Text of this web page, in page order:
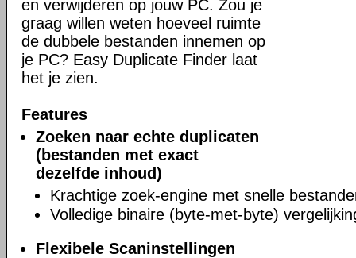
en verwijderen op jouw PC. Zou je
graag willen weten hoeveel ruimte
de dubbele bestanden innemen op
je PC? Easy Duplicate Finder laat
het je zien.
Features
Zoeken naar echte duplicaten
(bestanden met exact
dezelfde inhoud)
Krachtige zoek-engine met snelle
Volledige binaire (byte-met-byte)
Flexibele Scaninstellingen